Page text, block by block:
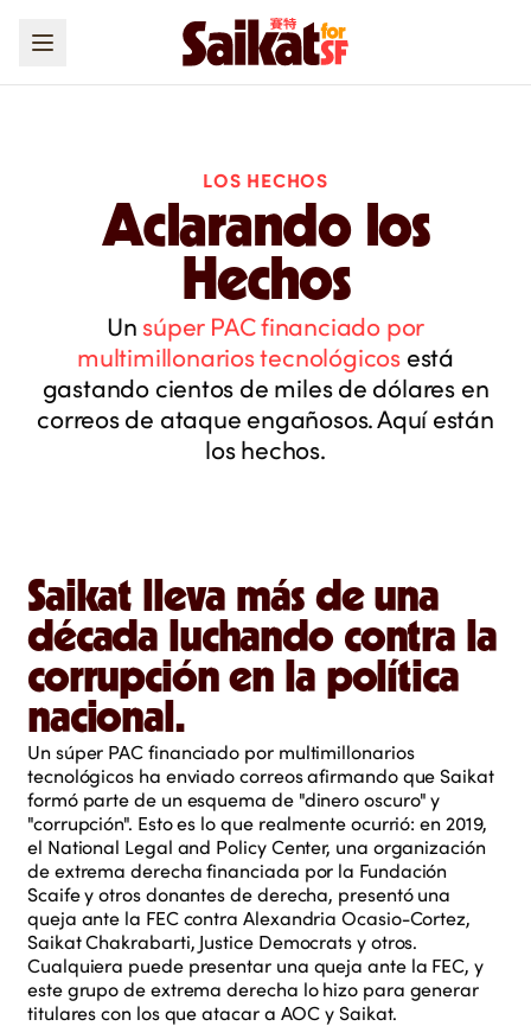
LOS HECHOS
Aclarando los
Hechos
Un súper PAC financiado por
multimillonarios tecnológicos está
gastando cientos de miles de dólares en
correos de ataque engañosos. Aquí están
los hechos.
Saikat lleva más de una
década luchando contra la
corrupción en la política
nacional.
Un súper PAC financiado por multimillonarios
tecnológicos ha enviado correos afirmando que Saikat
formó parte de un esquema de "dinero oscuro" y
"corrupción". Esto es lo que realmente ocurrió: en 2019,
el National Legal and Policy Center, una organización
de extrema derecha financiada por la Fundación
Scaife y otros donantes de derecha, presentó una
queja ante la FEC contra Alexandria Ocasio-Cortez,
Saikat Chakrabarti, Justice Democrats y otros.
Cualquiera puede presentar una queja ante la FEC, y
este grupo de extrema derecha lo hizo para generar
titulares con los que atacar a AOC y Saikat.